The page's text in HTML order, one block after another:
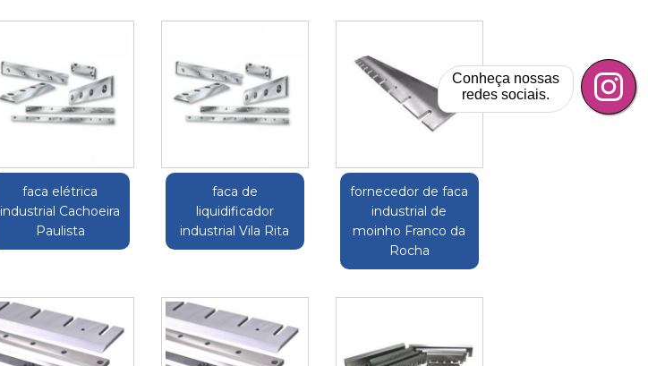
faca elétrica
industrial Cachoeira
Paulista
faca de
liquidificador
industrial Vila Rita
fornecedor de faca
industrial de
moinho Franco da
Rocha
Conheça nossas
redes sociais.